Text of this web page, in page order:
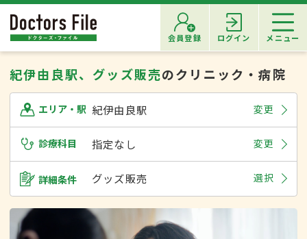
会員登録 ログイン メニュー
紀伊由良駅、グッズ販売のクリニック・病院
エリア・駅 紀伊由良駅 変更
診療科目 指定なし 変更
詳細条件 グッズ販売 選択